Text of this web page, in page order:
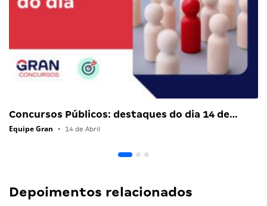
Concursos Públicos: destaques do dia 14 de…
Equipe Gran • 14 de Abril
Depoimentos relacionados